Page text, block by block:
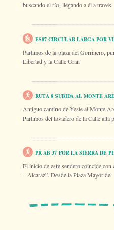
buscando el río, llegando a él a través
ES07 CIRCULAR LARGA POR
Partimos de la plaza del Gorrinero,
Libertad y la Calle Gran
RUTA 8 SUBIDA AL MONTE
Antiguo camino de Yeste al Monte
Partimos del lavadero de la Calle alta
PR AB 37 POR LA SIERRA DE
El inicio de este sendero coincide
– Alcaraz”. Desde la Plaza Mayor de